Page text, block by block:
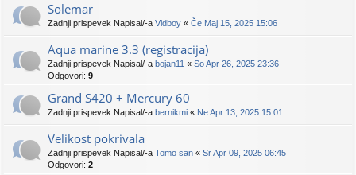
Solemar
Zadnji prispevek Napisal/-a Vidboy « Če Maj 15, 2025 15:06
Aqua marine 3.3 (registracija)
Zadnji prispevek Napisal/-a bojan11 « So Apr 26, 2025 23:36
Odgovori: 9
Grand S420 + Mercury 60
Zadnji prispevek Napisal/-a bernikmi « Ne Apr 13, 2025 15:01
Velikost pokrivala
Zadnji prispevek Napisal/-a Tomo san « Sr Apr 09, 2025 06:45
Odgovori: 2